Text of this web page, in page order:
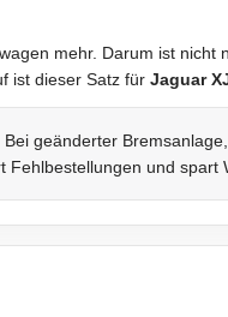
mehr. Darum ist
ist dieser Satz für Jaguar
Bei geänderter
und spart